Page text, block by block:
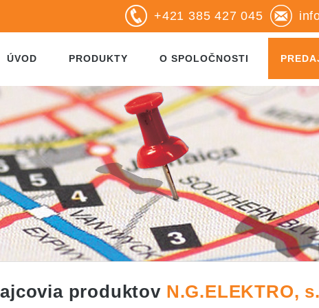
+421 385 427 045
ÚVOD PRODUKTY O SPOLOČNOSTI
produktovN.G.ELEKTRO,